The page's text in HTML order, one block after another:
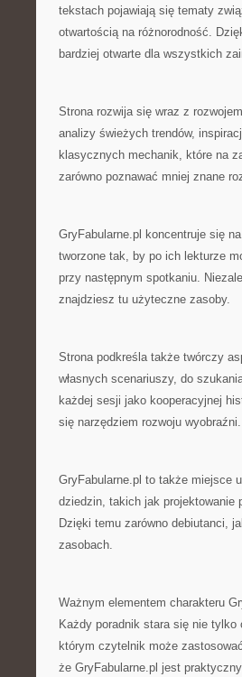
tekstach pojawiają się tematy
otwartością na różnorodność.
bardziej otwarte dla wszystkich
Strona rozwija się wraz z
analizy świeżych trendów,
klasycznych mechanik, które na
zarówno poznawać mniej znane
GryFabularne.pl koncentruje się
tworzone tak, by po ich lekturze
przy następnym spotkaniu.
znajdziesz tu użyteczne zasoby.
Strona podkreśla także twórczy
własnych scenariuszy, do
każdej sesji jako kooperacyjnej
się narzędziem rozwoju wyobraźni.
GryFabularne.pl to także miejsce
dziedzin, takich jak projektowanie
Dzięki temu zarówno debiutanci,
zasobach.
Ważnym elementem charakteru
Każdy poradnik stara się nie
którym czytelnik może
że GryFabularne.pl jest